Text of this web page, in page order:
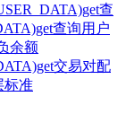
get查
get查询用户
余额
get交易对配
标准